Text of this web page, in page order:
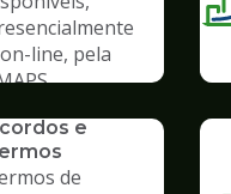
line, pela
e
de